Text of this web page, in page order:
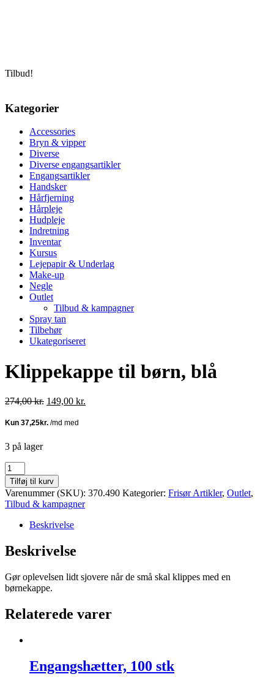
Tilbud!
Kategorier
Accessories
Bryn & vipper
Diverse
Diverse engangsartikler
Engangsartikler
Handsker
Hårfjerning
Hårpleje
Hudpleje
Indretning
Inventar
Kursus
Lejepapir & Underlag
Make-up
Negle
Outlet
Tilbud & kampagner
Spray tan
Tilbehør
Ukategoriseret
Klippekappe til børn, blå
274,00kr. Den
pris
149,00 kr.
3 på lager
Klippekappe
til
børn,
blå
antal
Tilføj til kurv
Varenummer (SKU): 370.490 Kategorier: Frisør Artikler, Outlet,
Tilbud & kampagner
Beskrivelse
Beskrivelse
Gør oplevelsen lidt sjovere når de små skal klippes med en
børnekappe.
Relaterede varer
Engangshætter, 100 stk